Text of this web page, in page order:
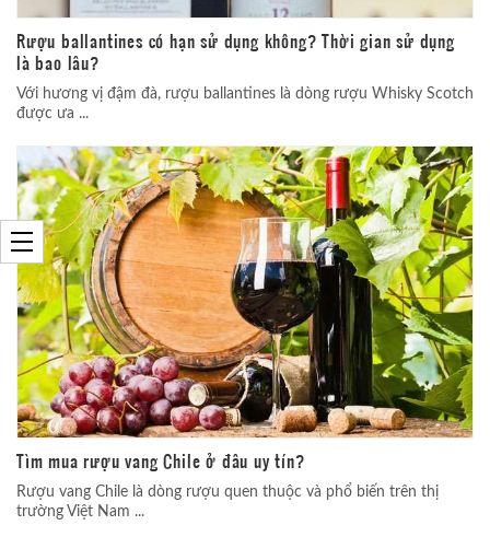
Rượu ballantines có hạn sử dụng không? Thời gian sử dụng
là bao lâu?
Với hương vị đậm đà, rượu ballantines là dòng rượu Whisky Scotch
được ưa ...
Tìm mua rượu vang Chile ở đâu uy tín?
Rượu vang Chile là dòng rượu quen thuộc và phổ biến trên thị
trường Việt Nam ...